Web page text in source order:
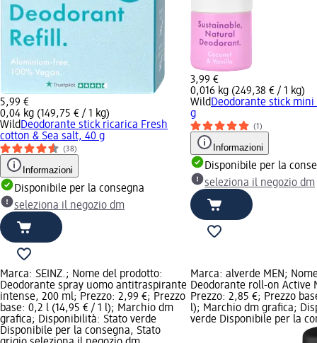
5,99 €
0,04 kg (149,75 € / 1 kg)
WildDeodorante stick ricarica Fresh
cotton & Sea salt, 40 g
(38)
Informazioni
Disponibile per la consegna
seleziona il negozio dm
3,99 €
0,016 kg (249,38 € / 1 kg)
WildDeodorante stick mini
g
(1)
Informazioni
Disponibile per la
seleziona il negozio dm
Marca: SEINZ.; Nome del prodotto:
Deodorante spray uomo antitraspirante
intense, 200 ml; Prezzo: 2,99 €; Prezzo
base: 0,2 l (14,95 € / 1 l); Marchio dm
grafica; Disponibilità: Stato verde
Disponibile per la consegna, Stato
Marca: alverde MEN;
Deodorante roll-on Active
Prezzo: 2,85 €; Prezzo
l); Marchio dm grafica;
verde Disponibile per la